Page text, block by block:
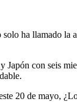
ha llamado
Japón con seis
20 de mayo,